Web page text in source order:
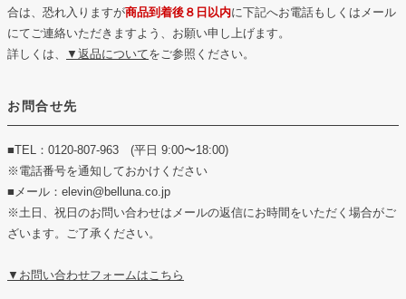
合は、恐れ入りますが商品到着後８日以内に下記へお電話もしくはメール
にてご連絡いただきますよう、お願い申し上げます。
詳しくは、
▼返品についてをご参照ください。
お問合せ先
■TEL：0120-807-963 (平日 9:00〜18:00)
※電話番号を通知しておかけください
■メール：elevin@belluna.co.jp
※土日、祝日のお問い合わせはメールの返信にお時間をいただく場合がご
ざいます。ご了承ください。
▼お問い合わせフォームはこちら